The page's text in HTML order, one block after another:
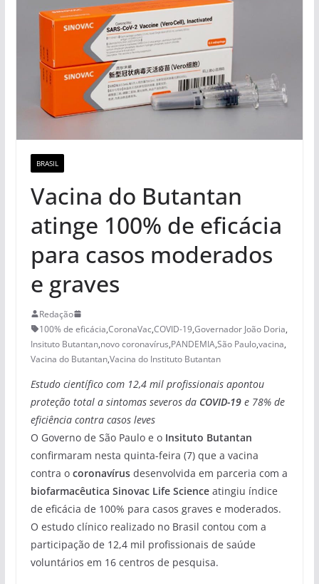
BRASIL
Vacina do Butantan
atinge 100% de eficácia
para casos moderados
e graves
Redação
100% de eficácia,CoronaVac,COVID-19,Governador João Doria,
Insituto Butantan,novo coronavírus,PANDEMIA,São Paulo,vacina,
Vacina do Butantan,Vacina do Instituto Butantan
Estudo científico com 12,4 mil profissionais apontou
proteção total a sintomas severos daCOVID-19 e 78% de
eficiência contra casos leves
O Governo de São Paulo e oInsituto Butantan
confirmaram nesta quinta-feira (7) que a vacina
contra ocoronavírus desenvolvida em parceria com a
biofarmacêutica Sinovac Life Scienceatingiu índice
de eficácia de 100% para casos graves e moderados.
O estudo clínico realizado no Brasil contou com a
participação de 12,4 mil profissionais de saúde
voluntários em 16 centros de pesquisa.